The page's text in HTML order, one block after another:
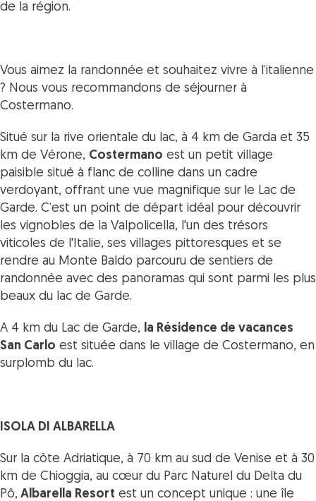
de la région.
Vous aimez la randonnée et souhaitez vivre à l’italienne
? Nous vous recommandons de séjourner à
Costermano.
Situé sur la rive orientale du lac, à 4 km de Garda et 35
km de Vérone, Costermano est un petit village
paisible situé à flanc de colline dans un cadre
verdoyant, offrant une vue magnifique sur le Lac de
Garde. C’est un point de départ idéal pour découvrir
les vignobles de la Valpolicella, l'un des trésors
viticoles de l'Italie, ses villages pittoresques et se
rendre au Monte Baldo parcouru de sentiers de
randonnée avec des panoramas qui sont parmi les plus
beaux du lac de Garde.
A 4 km du Lac de Garde, la Résidence de vacances
San Carlo est située dans le village de Costermano, en
surplomb du lac.
ISOLA DI ALBARELLA
Sur la côte Adriatique, à 70 km au sud de Venise et à 30
km de Chioggia, au cœur du Parc Naturel du Delta du
Pô, Albarella Resort est un concept unique : une île